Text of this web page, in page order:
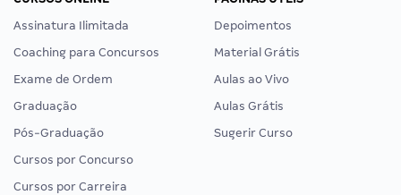
Assinatura Ilimitada
Coaching para Concursos
Exame de Ordem
Graduação
Pós-Graduação
Cursos por Concurso
Cursos por Carreira
Depoimentos
Material Grátis
Aulas ao Vivo
Aulas Grátis
Sugerir Curso